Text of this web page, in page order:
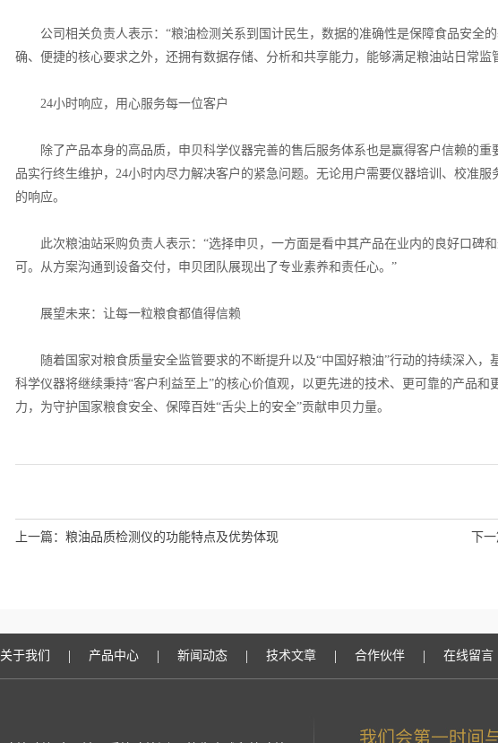
公司相关负责人表示：“粮油检测关系到国计民生，数据的准确性是保障食品安全
确、便捷的核心要求之外，还拥有数据存储、分析和共享能力，能够满足粮油站日常监
24小时响应，用心服务每一位客户
除了产品本身的高品质，申贝科学仪器完善的售后服务体系也是赢得客户信赖的重
品实行终生维护，24小时内尽力解决客户的紧急问题。无论用户需要仪器培训、校准
的响应。
此次粮油站采购负责人表示：“选择申贝，一方面是看中其产品在业内的良好口碑
可。从方案沟通到设备交付，申贝团队展现出了专业素养和责任心。”
展望未来：让每一粒粮食都值得信赖
随着国家对粮食质量安全监管要求的不断提升以及“中国好粮油”行动的持续深入，
科学仪器将继续秉持“客户利益至上”的核心价值观，以更先进的技术、更可靠的产品
力，为守护国家粮食安全、保障百姓“舌尖上的安全”贡献申贝力量。
上一篇： 粮油品质检测仪的功能特点及优势体现 下
关于我们 | 产品中心 | 新闻动态 | 技术文章 | 合作伙伴 | 在线留言